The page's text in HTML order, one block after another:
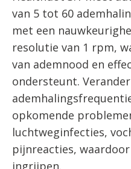
van 5 tot 60
met een
resolutie van 1 rpm,
van ademnood en
ondersteunt.
opkomende
luchtweginfecties,
pijnreacties,
ingrijpen.